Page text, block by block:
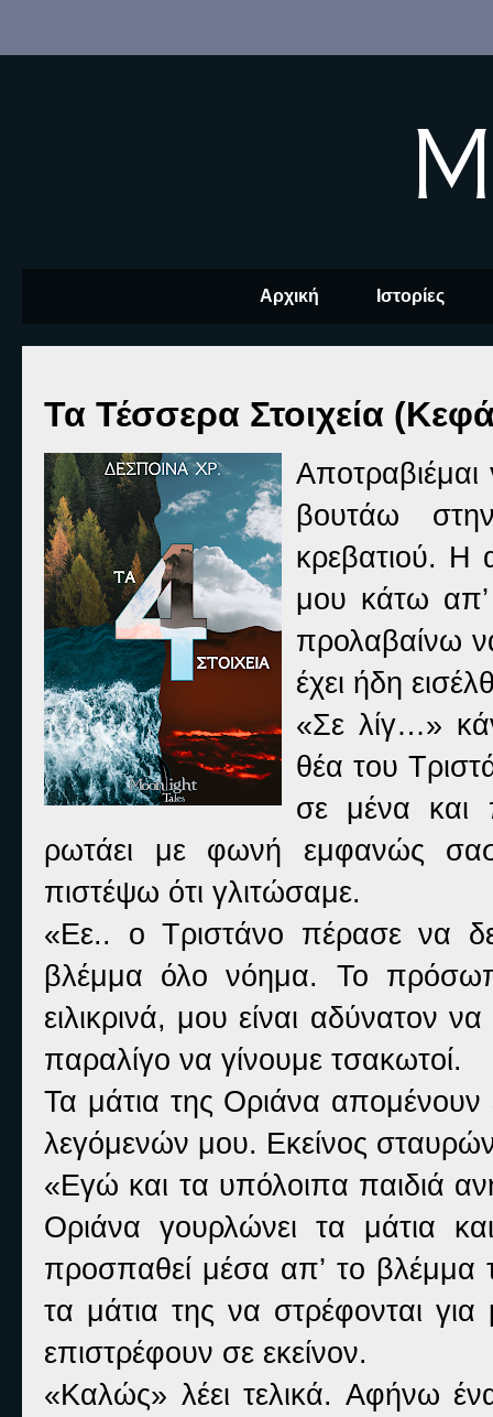
Αρχική Ιστορίες
Τα Τέσσερα Στοιχεία
βουτάω
κρεβατιού. Η
μου κάτω
προλαβαίνω
έχει ήδη
«Σε λίγ…»
θέα του
σε μένα και
ρωτάει με φωνή εμφανώς
πιστέψω ότι γλιτώσαμε.
«Εε.. ο Τριστάνο πέρασε να
βλέμμα όλο νόημα. Το
ειλικρινά, μου είναι αδύνατον
παραλίγο να γίνουμε τσακωτοί.
Τα μάτια της Οριάνα
λεγόμενών μου. Εκείνος
«Εγώ και τα υπόλοιπα παιδιά
Οριάνα γουρλώνει τα μάτια και
προσπαθεί μέσα απ’ το βλέμμα
τα μάτια της να στρέφονται
επιστρέφουν σε εκείνον.
«Καλώς» λέει τελικά. Αφήνω